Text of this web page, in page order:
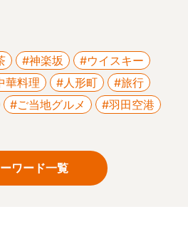
#神楽坂
#ウイスキー
華料理 #人形町
#旅行
#ご当地グルメ
#羽田空港
ワード一覧